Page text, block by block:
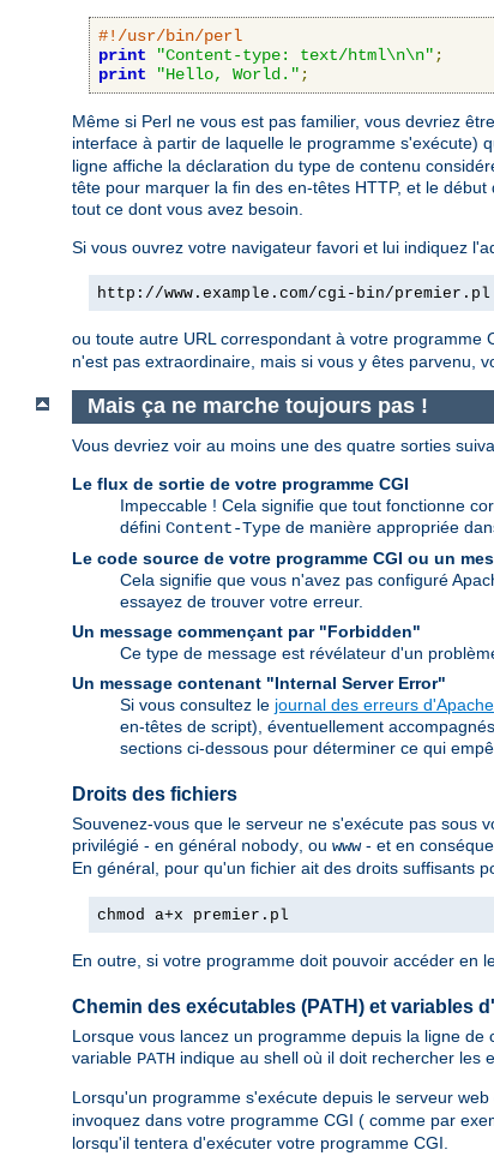
#!/usr/bin/perl
print
"Content-type: text/html\n\n" ;
print
"Hello, World." ;
Même si Perl ne vous est pas familier, vous devriez
interface à partir de laquelle le programme s'exécute)
ligne affiche la déclaration du type de contenu
tête pour marquer la fin des en-têtes HTTP, et le
tout ce dont vous avez besoin.
Si vous ouvrez votre navigateur favori et lui indiquez
http://www.example.com/cgi-bin/premier.pl
ou toute autre URL correspondant à votre programme
n'est pas extraordinaire, mais si vous y êtes parvenu,
Mais ça ne marche toujours pas !
Vous devriez voir au moins une des quatre sorties
Le flux de sortie de votre programme CGI
Impeccable ! Cela signifie que tout fonctionne
défini Content-Type de manière appropriée
Le code source de votre programme CGI ou un
Cela signifie que vous n'avez pas configuré
essayez de trouver votre erreur.
Un message commençant par "Forbidden"
Ce type de message est révélateur d'un
Un message contenant "Internal Server Error"
Si vous consultez le journal des erreurs d'Apache
en-têtes de script), éventuellement
sections ci-dessous pour déterminer ce qui
Droits des fichiers
Souvenez-vous que le serveur ne s'exécute pas sous
privilégié - en général nobody , ou www- et en
En général, pour qu'un fichier ait des droits suffisants
chmod a+x premier.pl
En outre, si votre programme doit pouvoir accéder en
Chemin des exécutables (PATH) et variables
Lorsque vous lancez un programme depuis la ligne
variable PATH indique au shell où il doit rechercher les
Lorsqu'un programme s'exécute depuis le serveur
invoquez dans votre programme CGI ( comme par
lorsqu'il tentera d'exécuter votre programme CGI.